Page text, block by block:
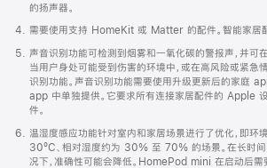
的扬声器。
需要使用支持 HomeKit 或 Matter 的配件。智能家居
声音识别功能可检测到烟雾和一氧化碳的警报声，并可
当用户身处可能受到伤害的环境中，或在高风险或紧急
识别功能。声音识别功能需要使用升级更新后的家庭
app 中单独提供。它要求所有连接家居配件的 Apple
件。
温湿度感应功能针对室内和家居场景进行了优化，即环
30ºC、相对湿度约为 30% 至 70% 的场景。在长时
况下，准确性可能会降低。HomePod mini 在启动后需